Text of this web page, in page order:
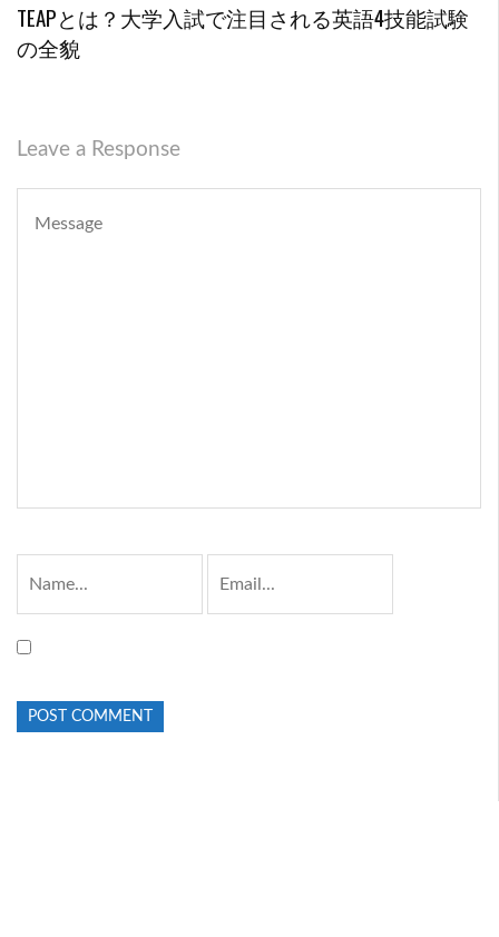
TEAPとは？大学入試で注目される英語4技能試験
の全貌
Leave a Response